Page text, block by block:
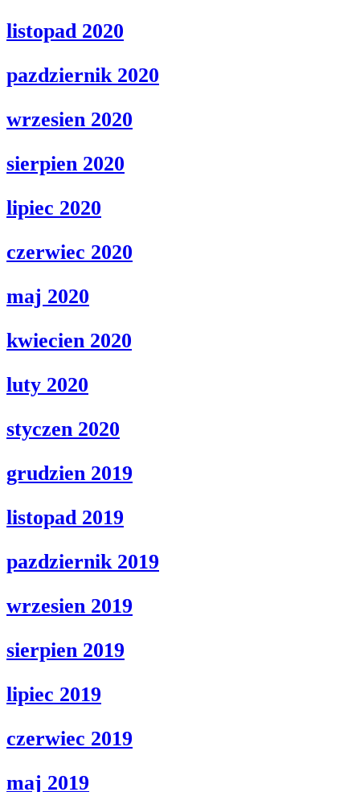
listopad 2020
pazdziernik 2020
wrzesien 2020
sierpien 2020
lipiec 2020
czerwiec 2020
maj 2020
kwiecien 2020
luty 2020
styczen 2020
grudzien 2019
listopad 2019
pazdziernik 2019
wrzesien 2019
sierpien 2019
lipiec 2019
czerwiec 2019
maj 2019